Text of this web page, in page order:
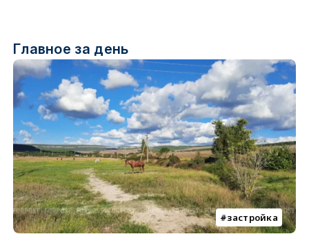
Главное за день
застройка